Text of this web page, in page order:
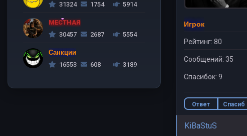
Игрок
Рейтинг: 80
Сообщений: 35
Спасибок: 9
Ответ
Спасиб
KiBaStuS
31324
1754 5914
МЕСТНАЯ
30457
2687 5554
Санкции
16553
608 3189